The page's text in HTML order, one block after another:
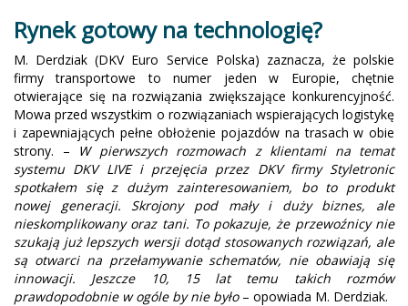
Rynek gotowy na technologię?
M. Derdziak (DKV Euro Service Polska) zaznacza, że polskie
firmy transportowe to numer jeden w Europie, chętnie
otwierające się na rozwiązania zwiększające konkurencyjność.
Mowa przed wszystkim o rozwiązaniach wspierających logistykę
i zapewniających pełne obłożenie pojazdów na trasach w obie
strony. –
W pierwszych rozmowach z klientami na temat
systemu DKV LIVE i przejęcia przez DKV firmy Styletronic
spotkałem się z dużym zainteresowaniem, bo to produkt
nowej generacji. Skrojony pod mały i duży biznes, ale
nieskomplikowany oraz tani. To pokazuje, że przewoźnicy nie
szukają już lepszych wersji dotąd stosowanych rozwiązań, ale
są otwarci na przełamywanie schematów, nie obawiają się
innowacji. Jeszcze 10, 15 lat temu takich rozmów
prawdopodobnie w ogóle by nie było– opowiada M. Derdziak.